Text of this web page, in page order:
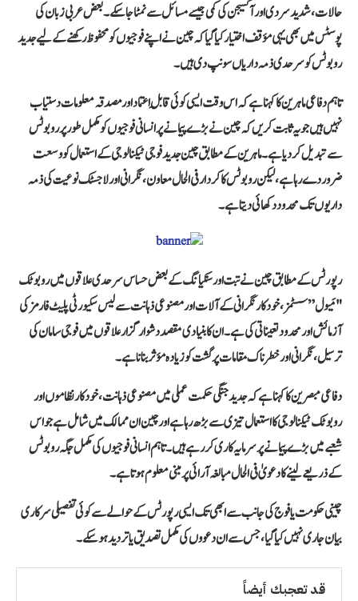
حالات، شدید سردی اور آکسیجن کی کمی جیسے مسائل سے نمٹا جا سکے۔ بعض عربی زبان کی
پوسٹس میں بھی یہی مؤقف اختیار کیا گیا کہ چین نے اپنے فوجیوں کو محفوظ رکھنے کے لیے جدید
روبوٹس کو سرحدی ذمہ داریاں سونپ دی ہیں۔
تاہم دفاعی ماہرین کا کہنا ہے کہ اس وقت ایسی کوئی قابلِ اعتماد اور مصدقہ معلومات دستیاب
نہیں ہیں جو یہ ثابت کریں کہ چین نے بڑے پیمانے پر انسانی فوجیوں کو مکمل طور پر روبوٹس
سے تبدیل کر دیا ہے۔ ماہرین کے مطابق چین جدید فوجی ٹیکنالوجی کے استعمال کو وسعت
ضرور دے رہا ہے، لیکن روبوٹس کا کردار فی الحال معاون، نگرانی اور لاجسٹک نوعیت کی ذمہ
داریوں تک محدود دکھائی دیتا ہے۔
رپورٹس کے مطابق چین نے تبت اور سنکیانگ کے بعض حساس سرحدی علاقوں میں روبوٹک
"مَیول” سسٹمز، خودکار نگرانی کے آلات اور مصنوعی ذہانت سے لیس سکیورٹی پلیٹ فارمز کی
آزمائش اور محدود تعیناتی کی ہے۔ ان کا بنیادی مقصد دشوار گزار علاقوں میں فوجی سامان کی
ترسیل، نگرانی اور خطرناک مقامات پر گشت کو زیادہ مؤثر بنانا ہے۔
دفاعی مبصرین کا کہنا ہے کہ جدید جنگی حکمت عملی میں مصنوعی ذہانت، خودکار نظاموں اور
روبوٹک ٹیکنالوجی کا استعمال تیزی سے بڑھ رہا ہے اور چین ان ممالک میں شامل ہے جو اس
شعبے میں بڑے پیمانے پر سرمایہ کاری کر رہے ہیں۔ تاہم انسانی فوجیوں کی مکمل جگہ روبوٹس
کے ذریعے لینے کا دعویٰ فی الحال مبالغہ آرائی پر مبنی معلوم ہوتا ہے۔
چینی حکومت یا فوج کی جانب سے ابھی تک ایسی رپورٹس کے حوالے سے کوئی تفصیلی سرکاری
بیان جاری نہیں کیا گیا، جس سے ان دعووں کی مکمل تصدیق یا تردید ہو سکے۔
قد تعجبك أيضاً